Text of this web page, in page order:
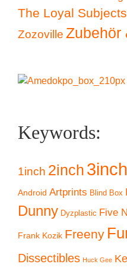
The Loyal Subjects
Zozoville Zubehör
Keywords:
1inch 2inch 3inch
Android Artprints Blind Box
Dunny Dyzplastic Five
Frank Kozik Freeny
Dissectibles Huck Gee